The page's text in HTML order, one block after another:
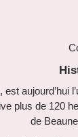
est aujourd’hui
plus de 120
de